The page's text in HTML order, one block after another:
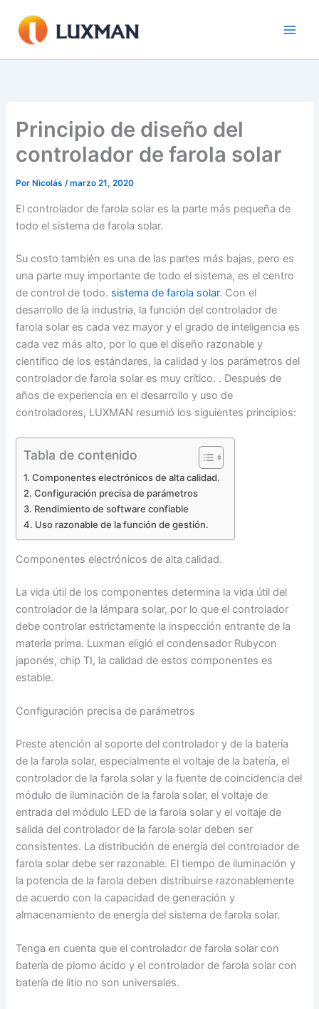
contenido
Principio de diseño del
controlador de farola solar
Por Nicolás/marzo 21, 2020
El controlador de farola solar es la parte más pequeña de
todo el sistema de farola solar.
Su costo también es una de las partes más bajas, pero es
una parte muy importante de todo el sistema, es el centro
de control de todo. sistema de farola solar. Con el
desarrollo de la industria, la función del controlador de
farola solar es cada vez mayor y el grado de inteligencia es
cada vez más alto, por lo que el diseño razonable y
científico de los estándares, la calidad y los parámetros del
controlador de farola solar es muy crítico. . Después de
años de experiencia en el desarrollo y uso de
controladores, LUXMAN resumió los siguientes principios:
Tabla de contenido
Componentes electrónicos de alta calidad.
Configuración precisa de parámetros
Rendimiento de software confiable
Uso razonable de la función de gestión.
Componentes electrónicos de alta calidad.
La vida útil de los componentes determina la vida útil del
controlador de la lámpara solar, por lo que el controlador
debe controlar estrictamente la inspección entrante de la
materia prima. Luxman eligió el condensador Rubycon
japonés, chip TI, la calidad de estos componentes es
estable.
Configuración precisa de parámetros
Preste atención al soporte del controlador y de la batería
de la farola solar, especialmente el voltaje de la batería, el
controlador de la farola solar y la fuente de coincidencia del
módulo de iluminación de la farola solar, el voltaje de
entrada del módulo LED de la farola solar y el voltaje de
salida del controlador de la farola solar deben ser
consistentes. La distribución de energía del controlador de
farola solar debe ser razonable. El tiempo de iluminación y
la potencia de la farola deben distribuirse razonablemente
de acuerdo con la capacidad de generación y
almacenamiento de energía del sistema de farola solar.
Tenga en cuenta que el controlador de farola solar con
batería de plomo ácido y el controlador de farola solar con
batería de litio no son universales.